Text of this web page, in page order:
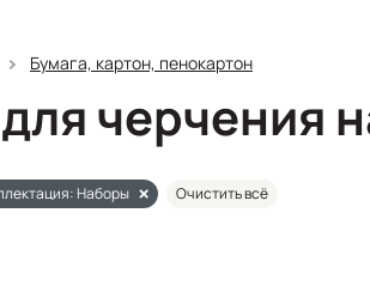
Бумага, картон, пенокартон
черчения
Наборы Очистить всё